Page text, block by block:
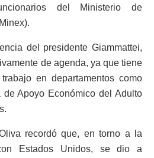
del Ministerio de
del presidente Giammattei,
de agenda, ya que tiene
en departamentos como
de Apoyo Económico del Adulto
recordó que, en torno a la
Estados Unidos, se dio a